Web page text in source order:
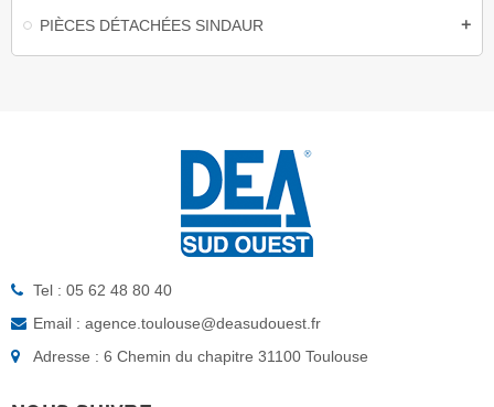
PIÈCES DÉTACHÉES SINDAUR
add
Tel : 05 62 48 80 40
Email : agence.toulouse@deasudouest.fr
Adresse : 6 Chemin du chapitre 31100 Toulouse